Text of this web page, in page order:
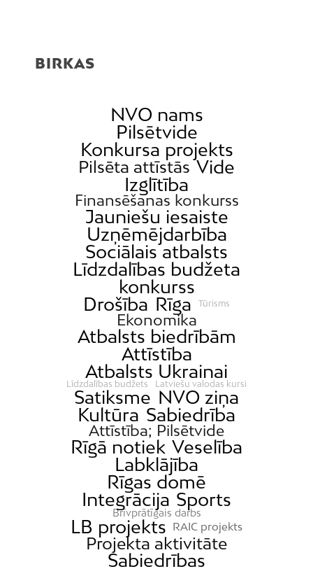
BIRKAS
NVO nams
Pilsētvide
Konkursa projekts
Pilsēta attīstās Vide
Izglītība
Finansēšanas konkurss
Jauniešu iesaiste
Uzņēmējdarbība
Sociālais atbalsts
Līdzdalības budžeta
konkurss
Drošība Rīga Tūrisms
Ekonomika
Atbalsts biedrībām
Attīstība
Atbalsts Ukrainai
Līdzdalības budžets Latviešu valodas kursi
Satiksme NVO ziņa
Kultūra Sabiedrība
Attīstība; Pilsētvide
Rīgā notiek Veselība
Labklājība
Rīgas domē
Integrācija Sports
Brīvprātīgais darbs
LB projekts RAIC projekts
Projekta aktivitāte
Sabiedrības